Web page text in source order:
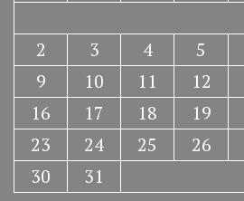
2
3 4 5
9
10 11 12
16
17 18 19
23
24 25 26
30
31